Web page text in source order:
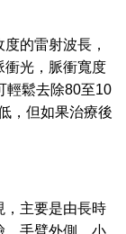
的雷射波長，
衝光，脈衝寬度
輕鬆去除80至10
，但如果治療後
，主要是由長時
、手臂外側、小